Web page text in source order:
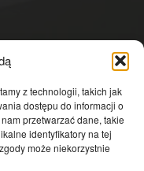
z technologii, takich jak
dostępu do informacji o
przetwarzać dane, takie
identyfikatory na tej
może niekorzystnie
4601
4363
3639